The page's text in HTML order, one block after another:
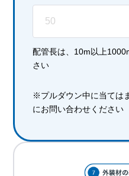
配管長は、10m以上
さい
※プルダウン中に当ては
にお問い合わせください